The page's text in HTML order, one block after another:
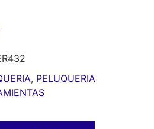
, PELUQUERIA